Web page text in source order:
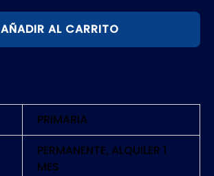
AÑADIR AL CARRITO
PRIMARIA
PERMANENTE, ALQUILER 1
MES